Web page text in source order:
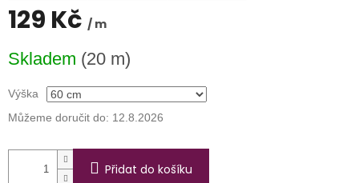
129 Kč / m
cena:
Skladem (20 m)
Výška
Můžeme doručit do: 12.8.2026
Přidat do košíku